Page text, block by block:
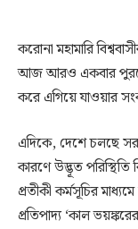
করোনা মহামারি
আজ আরও একবার
করে এগিয়ে যাওয়ার
এদিকে, দেশে চলছে
কারণে উদ্ভূত পরিস্থিতি
প্রতীকী কর্মসূচির
প্রতিপাদ্য ‘কাল